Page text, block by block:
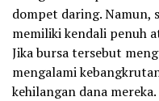
dompet daring. Namun,
memiliki kendali penuh
Jika bursa tersebut
mengalami
kehilangan dana mereka.